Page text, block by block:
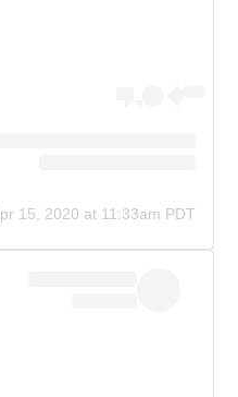
15, 2020 at 11:33am PDT